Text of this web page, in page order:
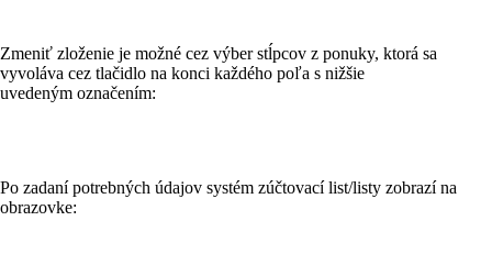
Zmeniť zloženie je možné cez výber stĺpcov z ponuky, ktorá sa
vyvoláva cez tlačidlo na konci každého poľa s nižšie
uvedeným označením:
Po zadaní potrebných údajov systém zúčtovací list/listy zobrazí na
obrazovke: